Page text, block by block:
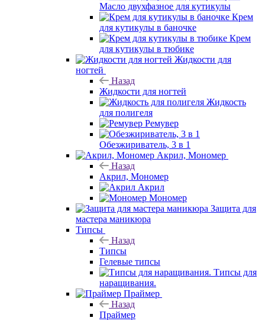
Масло двухфазное для кутикулы
Крем
для кутикулы в баночке
Крем
для кутикулы в тюбике
Жидкости для
ногтей
Назад
Жидкости для ногтей
Жидкость
для полигеля
Ремувер
Обезжириватель, 3 в 1
Акрил, Мономер
Назад
Акрил, Мономер
Акрил
Мономер
Защита для
мастера маникюра
Типсы
Назад
Типсы
Гелевые типсы
Типсы для
наращивания.
Праймер
Назад
Праймер